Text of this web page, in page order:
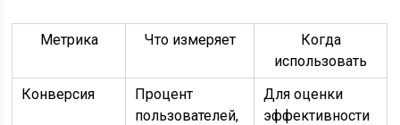
Метрика Что измеряет
Когда
использовать
Конверсия
Процент
пользователей,
Для оценки
эффективности